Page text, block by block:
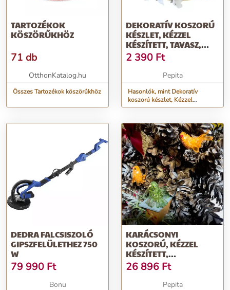
TARTOZÉKOK
KÖSZÖRŰKHÖZ
71 db
OtthonKatalog.hu
Összes Tartozékok köszörűkhöz
DEKORATÍV KOSZORÚ
KÉSZLET, KÉZZEL
KÉSZÍTETT, TAVASZ,
SZÍVVEL, RÓZ...
2 390 Ft
Pepita
Hasonlók, mint Dekoratív
koszorú készlet, Kézzel
készített, Tavasz, Szívvel, róz...
DEDRA FALCSISZOLÓ
GIPSZFELÜLETHEZ 750
W
79 990 Ft
Bonu
KARÁCSONYI
KOSZORÚ, KÉZZEL
KÉSZÍTETT,
TERMÉSZETES
FENYŐTOBOZ, KER...
26 896 Ft
Pepita